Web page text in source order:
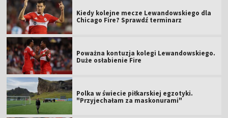
Kiedy kolejne mecze Lewandowskiego dla
Chicago Fire? Sprawdź terminarz
Poważna kontuzja kolegi Lewandowskiego.
Duże osłabienie Fire
Polka w świecie piłkarskiej egzotyki.
"Przyjechałam za maskonurami"